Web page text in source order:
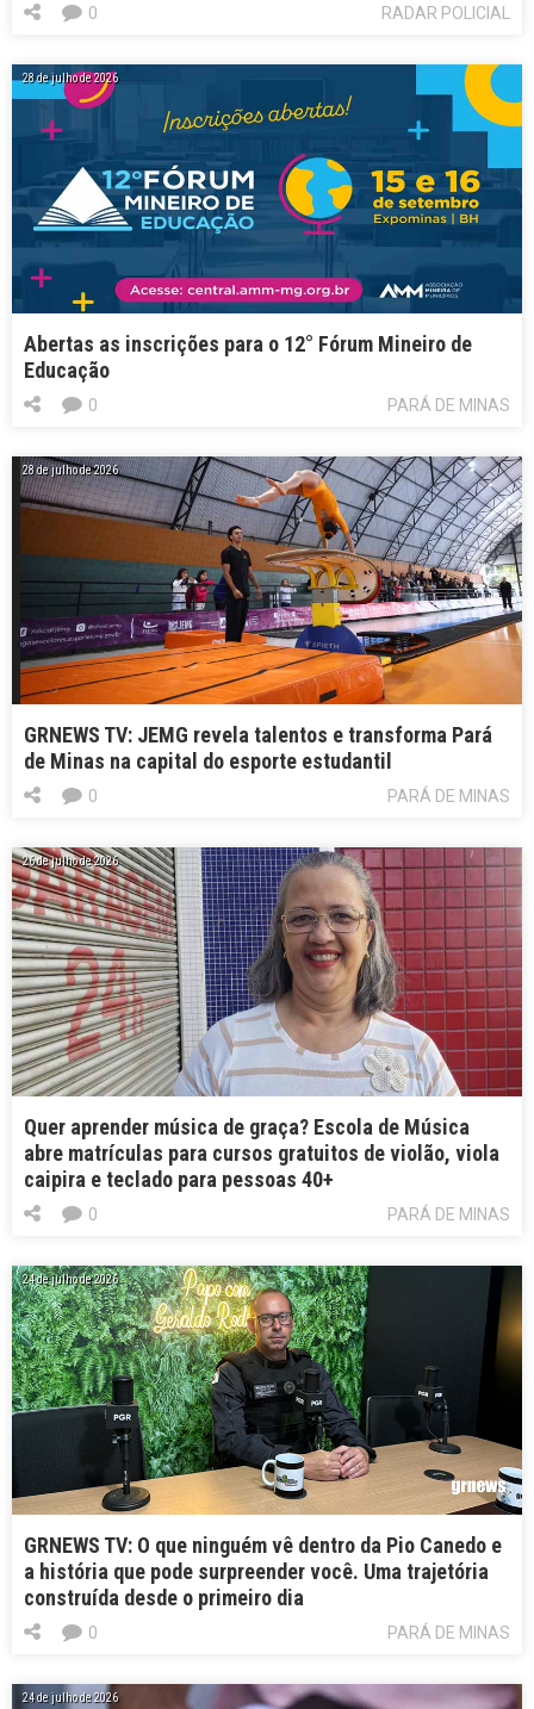
RADAR POLICIAL
0
28 de julho de 2026
Abertas as inscrições para o 12° Fórum Mineiro de
Educação
PARÁ DE MINAS
0
28 de julho de 2026
GRNEWS TV: JEMG revela talentos e transforma Pará
de Minas na capital do esporte estudantil
PARÁ DE MINAS
0
26 de julho de 2026
Quer aprender música de graça? Escola de Música
abre matrículas para cursos gratuitos de violão, viola
caipira e teclado para pessoas 40+
PARÁ DE MINAS
0
24 de julho de 2026
GRNEWS TV: O que ninguém vê dentro da Pio Canedo e
a história que pode surpreender você. Uma trajetória
construída desde o primeiro dia
PARÁ DE MINAS
0
24 de julho de 2026